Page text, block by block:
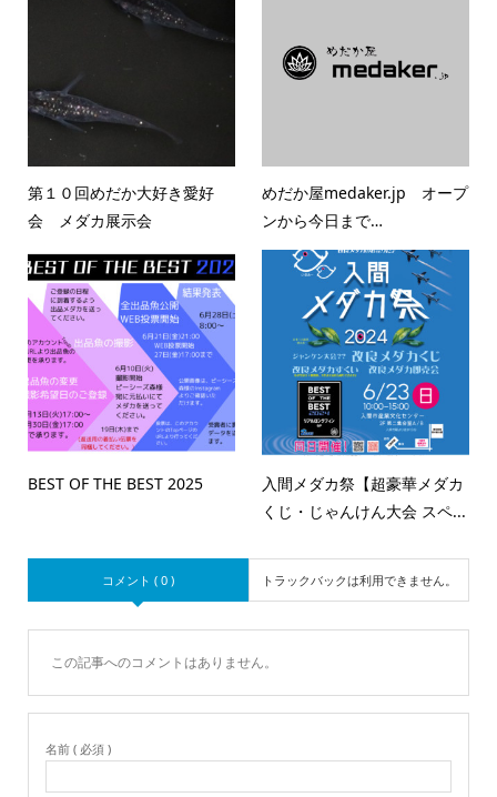
第１０回めだか大好き愛好
会 メダカ展示会
めだか屋medaker.jp オープ
ンから今日まで…
BEST OF THE BEST 2025
入間メダカ祭【超豪華メダカ
くじ・じゃんけん大会 スペ...
コメント ( 0 ) トラックバックは利用できません。
この記事へのコメントはありません。
名前 ( 必須 )